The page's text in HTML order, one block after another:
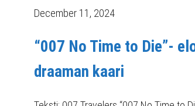
December 11, 2024
“007 No Time to Die”-
draaman kaari